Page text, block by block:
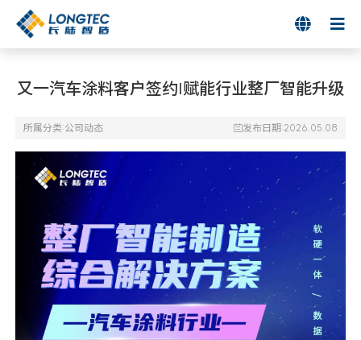

又一汽车涂料客户签约|赋能行业整厂智能升级
所属分类:公司动态 发布日期:2026.05.08